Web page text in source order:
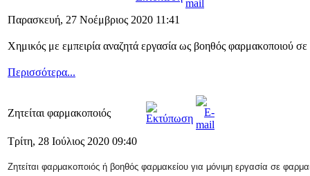
Παρασκευή, 27 Νοέμβριος 2020 11:41
Χημικός με εμπειρία αναζητά εργασία ως βοηθός φαρμακοποιού
Περισσότερα...
Ζητείται φαρμακοποιός
Τρίτη, 28 Ιούλιος 2020 09:40
Ζητείται φαρμακοποιός ή βοηθός φαρμακείου για μόνιμη εργασία σε